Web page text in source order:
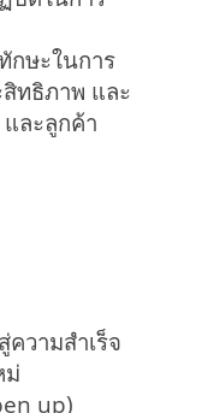
กษะในการ
สิทธิภาพ และ
ละลูกค้า
วามสำเร็จ
ม่
up)